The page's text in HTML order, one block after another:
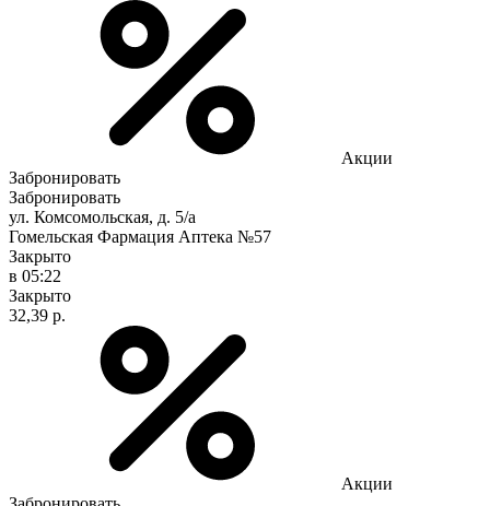
Акции
Забронировать
Забронировать
ул. Комсомольская, д. 5/а
Гомельская Фармация Аптека №57
Закрыто
в 05:22
Закрыто
32,39 р.
Акции